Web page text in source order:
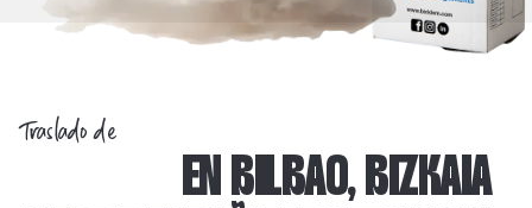
Traslado de
EN BILBAO, BIZKAIA